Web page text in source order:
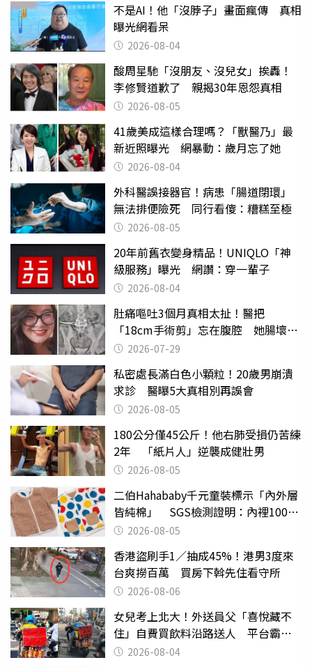
不是AI！他「沒脖子」畫面瘋傳 真相
曝光網看呆
2026-08-04
酸周星馳「沒朋友、沒兒女」挨轟！
李修賢道歉了 親揭30年恩怨真相
2026-08-05
41歲美成這樣合理嗎？「獸醫乃」最
新近照曝光 網暴動：歲月忘了她
2026-08-04
外科醫誤接器官！病患「腸道閉環」
無法排便險死 同行看傻：糟糕至極
2026-08-05
20年前舊衣變身精品！UNIQLO「神
級服務」曝光 網讚：穿一輩子
2026-08-04
肚痛嘔吐3個月真相太扯！醫把
「18cm手術剪」忘在腹腔 她腸壞死
險喪命
2026-07-29
私密處長滿白色小顆粒！20歲男崩潰
求診 醫曝5大真相別再誤會
2026-08-05
180公分僅45公斤！他右肺受損仍苦練
2年 「紙片人」逆襲成健壯男
2026-08-05
二伯Hahababy千元童裝標示「內外層
皆純棉」 SGS檢測證明：內裡100%
聚酯纖維
2026-08-05
香港盜刷手1／抽成45%！港男3度來
台爽撈百萬 買房下斡先住看守所
2026-08-06
女兒考上北大！外送員父「喜悅藏不
住」自費買飲料沿路送人 平台霸氣
幫付學費
2026-08-04